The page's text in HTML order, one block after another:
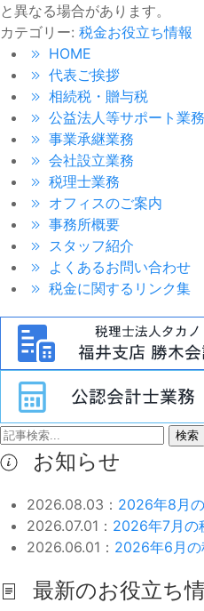
と異なる場合があります。
カテゴリー: 税金お役立ち情報
HOME
代表ご挨拶
相続税・贈与税
公益法人等サポート業務
事業承継業務
会社設立業務
税理士業務
オフィスのご案内
事務所概要
スタッフ紹介
よくあるお問い合わせ
税金に関するリンク集
検索
お知らせ
2026.08.03： 2026年8月
2026.07.01： 2026年7月の
2026.06.01： 2026年6月の
最新のお役立ち